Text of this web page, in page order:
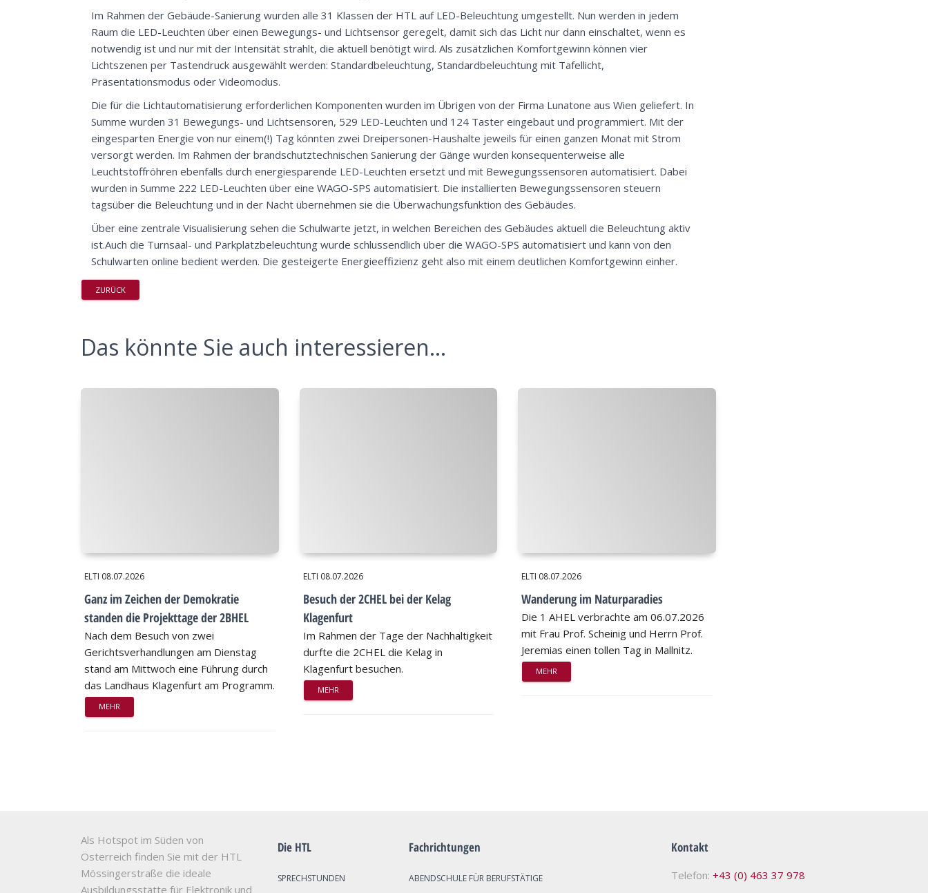
Im Rahmen der Gebäude-Sanierung wurden alle 31 Klassen der HTL auf LED-Beleuchtung umgestellt. Nun werden in jedem
Raum die LED-Leuchten über einen Bewegungs- und Lichtsensor geregelt, damit sich das Licht nur dann einschaltet, wenn es
notwendig ist und nur mit der Intensität strahlt, die aktuell benötigt wird. Als zusätzlichen Komfortgewinn können vier
Lichtszenen per Tastendruck ausgewählt werden: Standardbeleuchtung, Standardbeleuchtung mit Tafellicht,
Präsentationsmodus oder Videomodus.
Die für die Lichtautomatisierung erforderlichen Komponenten wurden im Übrigen von der Firma Lunatone aus Wien geliefert. In
Summe wurden 31 Bewegungs- und Lichtsensoren, 529 LED-Leuchten und 124 Taster eingebaut und programmiert. Mit der
eingesparten Energie von nur einem(!) Tag könnten zwei Dreipersonen-Haushalte jeweils für einen ganzen Monat mit Strom
versorgt werden. Im Rahmen der brandschutztechnischen Sanierung der Gänge wurden konsequenterweise alle
Leuchtstoffröhren ebenfalls durch energiesparende LED-Leuchten ersetzt und mit Bewegungssensoren automatisiert. Dabei
wurden in Summe 222 LED-Leuchten über eine WAGO-SPS automatisiert. Die installierten Bewegungssensoren steuern
tagsüber die Beleuchtung und in der Nacht übernehmen sie die Überwachungsfunktion des Gebäudes.
Über eine zentrale Visualisierung sehen die Schulwarte jetzt, in welchen Bereichen des Gebäudes aktuell die Beleuchtung aktiv
ist.Auch die Turnsaal- und Parkplatzbeleuchtung wurde schlussendlich über die WAGO-SPS automatisiert und kann von den
Schulwarten online bedient werden. Die gesteigerte Energieeffizienz geht also mit einem deutlichen Komfortgewinn einher.
ZURÜCK
Das könnte Sie auch interessieren...
ELTI 08.07.2026
Ganz im Zeichen der Demokratie
standen die Projekttage der 2BHEL
Nach dem Besuch von zwei
Gerichtsverhandlungen am Dienstag
stand am Mittwoch eine Führung durch
das Landhaus Klagenfurt am Programm.
MEHR
ELTI 08.07.2026
Besuch der 2CHEL bei der Kelag
Klagenfurt
Im Rahmen der Tage der Nachhaltigkeit
durfte die 2CHEL die Kelag in
Klagenfurt besuchen.
MEHR
ELTI 08.07.2026
Wanderung im Naturparadies
Die 1 AHEL verbrachte am 06.07.2026
mit Frau Prof. Scheinig und Herrn Prof.
Jeremias einen tollen Tag in Mallnitz.
MEHR
Als Hotspot im Süden von
Österreich finden Sie mit der HTL
Mössingerstraße die ideale
Ausbildungsstätte für Elektronik und
Die HTL
SPRECHSTUNDEN
Fachrichtungen
ABENDSCHULE FÜR BERUFSTÄTIGE
Kontakt
Telefon: +43 (0) 463 37 978